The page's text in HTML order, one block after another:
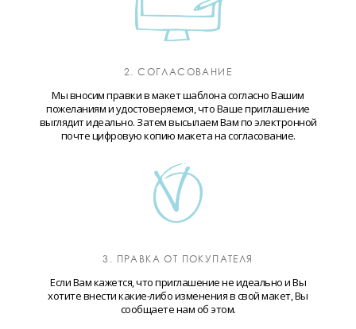
2. СОГЛАСОВАНИЕ
Мы вносим правки в макет шаблона согласно Вашим
пожеланиям и удостоверяемся, что Ваше приглашение
выглядит идеально. Затем высылаем Вам по электронной
почте цифровую копию макета на согласование.
3. ПРАВКА ОТ ПОКУПАТЕЛЯ
Если Вам кажется, что приглашение не идеально и Вы
хотите внести какие-либо изменения в свой макет, Вы
сообщаете нам об этом.